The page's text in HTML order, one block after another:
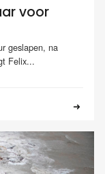
voor
geslapen, na
Felix...